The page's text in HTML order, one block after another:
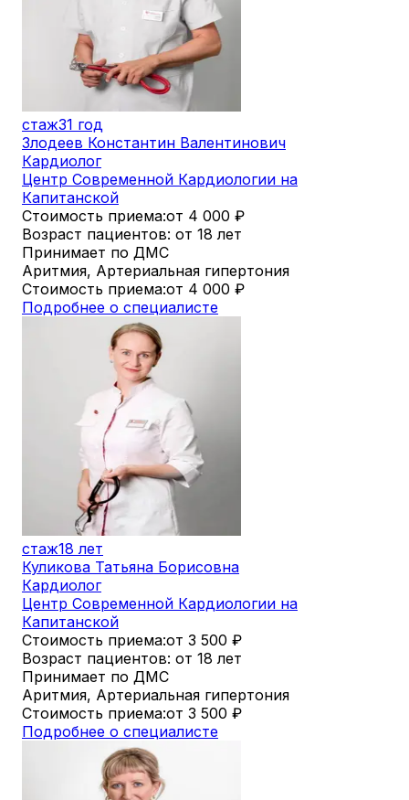
стаж31 год
Злодеев Константин Валентинович
Кардиолог
Центр Современной Кардиологии на
Капитанской
Стоимость приема:от 4 000 ₽
Возраст пациентов: от 18 лет
Принимает по ДМС
Аритмия, Артериальная гипертония
Стоимость приема:от 4 000 ₽
Подробнее о специалисте
стаж18 лет
Куликова Татьяна Борисовна
Кардиолог
Центр Современной Кардиологии на
Капитанской
Стоимость приема:от 3 500 ₽
Возраст пациентов: от 18 лет
Принимает по ДМС
Аритмия, Артериальная гипертония
Стоимость приема:от 3 500 ₽
Подробнее о специалисте